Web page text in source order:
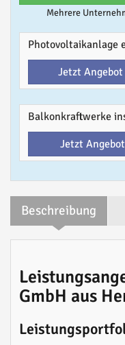
Mehrere
Photovoltaikanlage
Jetzt
Balkonkraftwerke
Jetzt
Beschreibung
GmbH aus